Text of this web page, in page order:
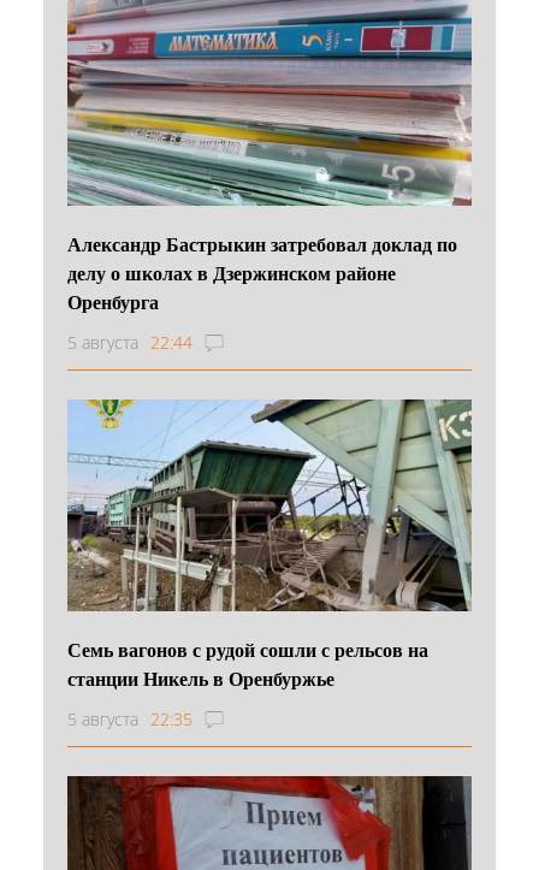
Александр Бастрыкин затребовал доклад по
делу о школах в Дзержинском районе
Оренбурга
5 августа 22:44
Семь вагонов с рудой сошли с рельсов на
станции Никель в Оренбуржье
5 августа 22:35